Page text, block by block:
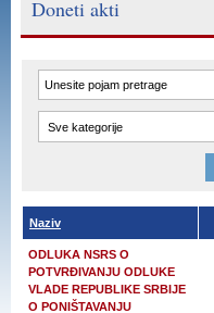
Doneti akti
Naziv
ODLUKA NSRS O
POTVRĐIVANJU ODLUKE
VLADE REPUBLIKE SRBIJE
O PONIŠTAVANJU